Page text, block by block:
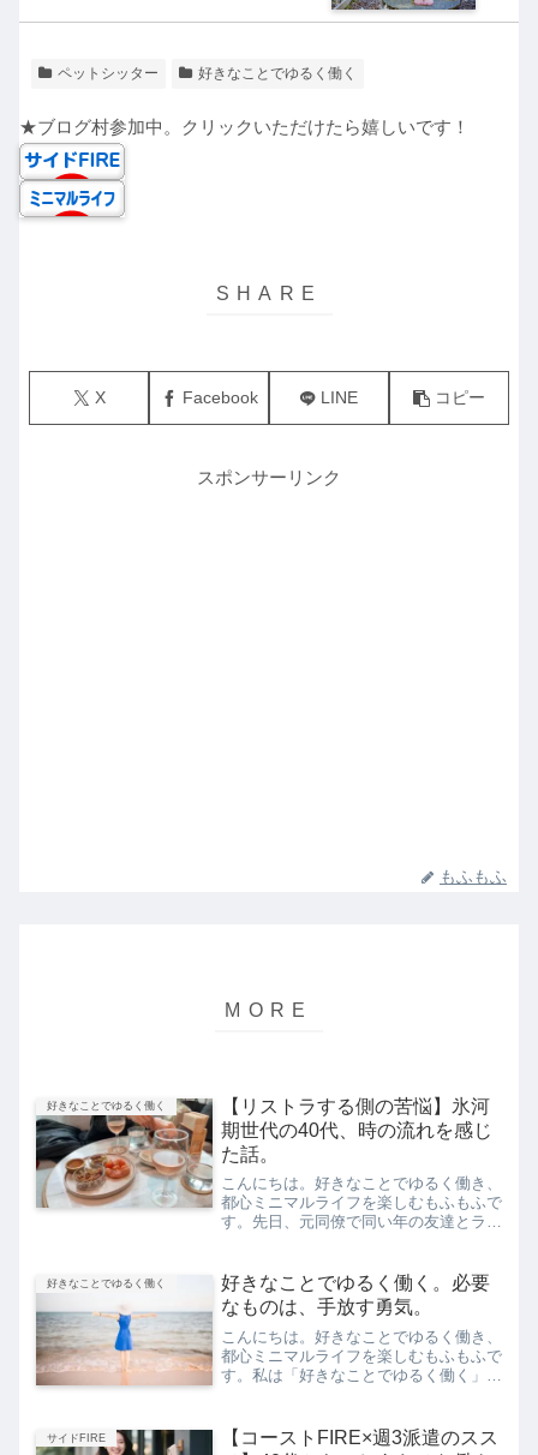
ペットシッター 好きなことでゆるく働く
★ブログ村参加中。クリックいただけたら嬉しいです！
X Facebook LINE コピー
スポンサーリンク
もふもふ
好きなことでゆるく働く
【リストラする側の苦悩】氷河
期世代の40代、時の流れを感じ
た話。
こんにちは。好きなことでゆるく働き、
都心ミニマルライフを楽しむもふもふで
す。先日、元同僚で同い年の友達とラン
は想像できなかったことだったので、時
の流れを感じました。友人...
好きなことでゆるく働く
好きなことでゆるく働く。必要
なものは、手放す勇気。
こんにちは。好きなことでゆるく働き、
都心ミニマルライフを楽しむもふもふで
す。私は「好きなことでゆるく働く」を
に罪悪感を持ったり、「仕事は楽しいこ
サイドFIRE
【コーストFIRE×週3派遣のスス